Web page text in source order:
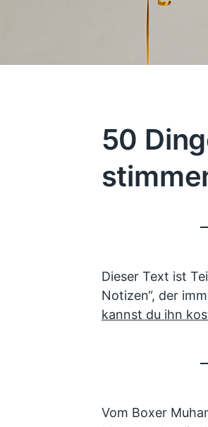
50
Dieser Text ist
Notizen“, der
kannst du ihn
Vom Boxer